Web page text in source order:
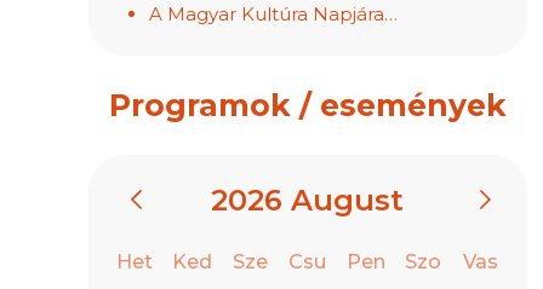
A Magyar Kultúra Napjára…
Programok / események
2026 August
Het Ked Sze Csu Pen Szo Vas